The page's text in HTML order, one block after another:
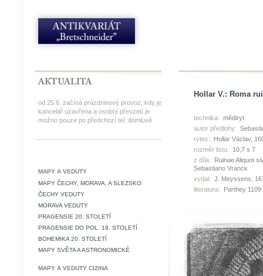
od 25.6. začíná prázdninový provoz, kdy je
kancelář uzavřena a osobní převzetí je
možno pouze po předchozí tel. domluvě
MAPY A VEDUTY
MAPY ČECHY, MORAVA, A SLEZSKO
ČECHY VEDUTY
MORAVA VEDUTY
PRAGENSIE 20. STOLETÍ
PRAGENSIE DO POL. 19. STOLETÍ
BOHEMIKA 20. STOLETÍ
MAPY SVĚTA A ASTRONOMICKÉ
MAPY A VEDUTY CIZINA
Hollar V.: Roma
technika: mědiryt
autor předlohy:
rytec:
Hollar Václav,
rozměr listu:
10,7 x 7
z díla:
Ruinae Aliquot
Sebastiano Vranck
vydal: J. Meyssens,
literatura:
Parthey 1109